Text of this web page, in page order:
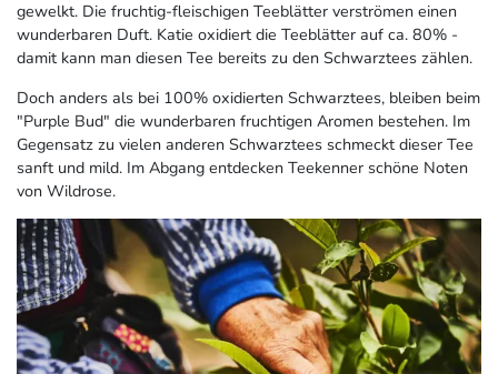
gewelkt. Die fruchtig-fleischigen Teeblätter verströmen einen
wunderbaren Duft. Katie oxidiert die Teeblätter auf ca. 80% -
damit kann man diesen Tee bereits zu den Schwarztees zählen.
Doch anders als bei 100% oxidierten Schwarztees, bleiben beim
"Purple Bud" die wunderbaren fruchtigen Aromen bestehen. Im
Gegensatz zu vielen anderen Schwarztees schmeckt dieser Tee
sanft und mild. Im Abgang entdecken Teekenner schöne Noten
von Wildrose.